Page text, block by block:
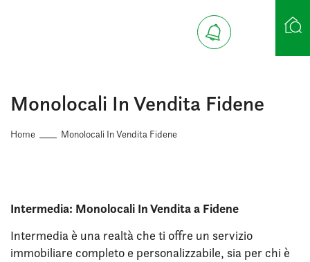
Monolocali In Vendita Fidene
Home Monolocali In Vendita Fidene
Intermedia: Monolocali In Vendita a Fidene
Intermedia è una realtà che ti offre un servizio
immobiliare completo e personalizzabile, sia per chi è